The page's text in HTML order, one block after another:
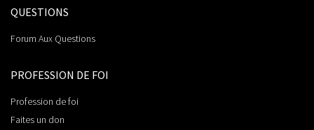
QUESTIONS
Forum Aux Questions
PROFESSION DE FOI
Profession de foi
Faites un don